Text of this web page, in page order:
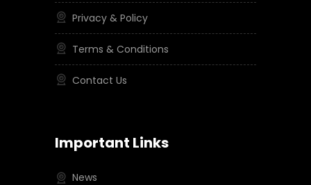
Privacy & Policy
Terms & Conditions
Contact Us
Important Links
News